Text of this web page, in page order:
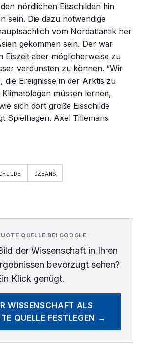
nördlichen Eisschilden hin
sein. Die dazu notwendige
vom Nordatlantik her
gekommen sein. Der war
Eiszeit aber möglicherweise zu
verdunsten zu können. “Wir
die Ereignisse in der Arktis zu
müssen lernen,
sich dort große Eisschilde
Spielhagen. Axel Tillemans
OZEANS
QUELLE BEI GOOGLE
der Wissenschaftin Ihren
bevorzugt sehen?
Klick genügt.
WISSENSCHAFT ALS
QUELLE FESTLEGEN →